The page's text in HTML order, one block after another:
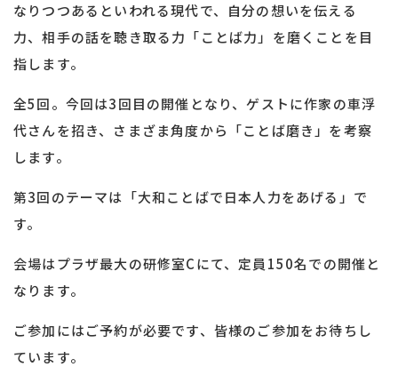
なりつつあるといわれる現代で、自分の想いを伝える
力、相手の話を聴き取る力「ことば力」を磨くことを目
指します。
全5回。今回は3回目の開催となり、ゲストに作家の車浮
代さんを招き、さまざま角度から「ことば磨き」を考察
します。
第3回のテーマは「大和ことばで日本人力をあげる」で
す。
会場はプラザ最大の研修室Cにて、定員150名での開催と
なります。
ご参加にはご予約が必要です、皆様のご参加をお待ちし
ています。